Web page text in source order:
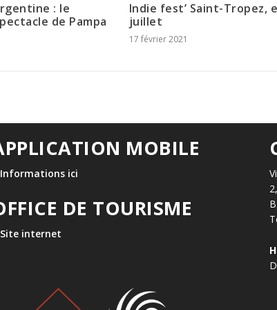
: le
de Pampa
Indie fest’ Saint-Tropez,
juillet
17 février 2021
MOBILE
Informations ici
DE TOURISME
Site internet